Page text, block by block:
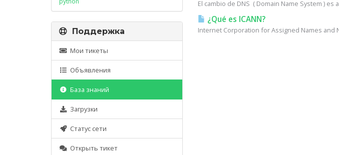
El cambio de DNS ( Domain Name System )
¿Qué es ICANN?
Internet Corporation for Assigned Names and
Поддержка
Мои тикеты
Объявления
База знаний
Загрузки
Статус сети
Открыть тикет